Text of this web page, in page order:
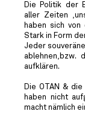
Die Politik der
aller Zeiten
haben sich
Stark in Form
Jeder
ablehnen,bzw.
aufklären.
Die OTAN &
haben nicht
macht nämlich